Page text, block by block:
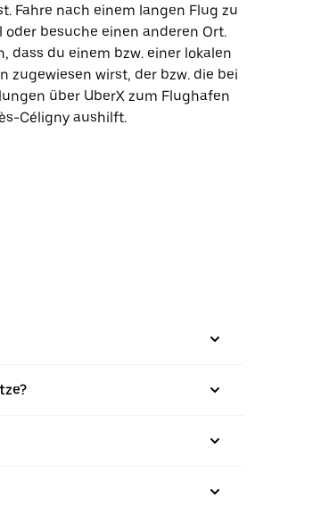
Fahre nach einem langen Flug zu
oder besuche einen anderen Ort.
dass du einem bzw. einer lokalen
zugewiesen wirst, der bzw. die bei
über UberX zum Flughafen
Céligny aushilft.